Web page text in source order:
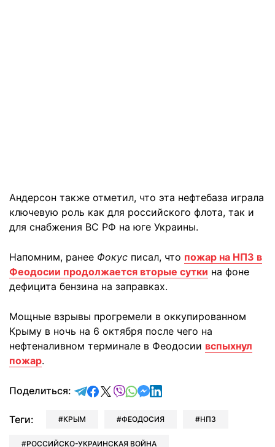
Андерсон также отметил, что эта нефтебаза играла
ключевую роль как для российского флота, так и
для снабжения ВС РФ на юге Украины.
Напомним, ранее Фокус писал, что пожар на НПЗ в
Феодосии продолжается вторые сутки на фоне
дефицита бензина на заправках.
Мощные взрывы прогремели в оккупированном
Крыму в ночь на 6 октября после чего на
нефтеналивном терминале в Феодосии вспыхнул
пожар.
Поделиться: отправить в Telegram
поделиться в Facebook
поделиться в X
отправить в Viber
отправить в Whatsapp
отправить в Messenger
отправить в LinkedIn
Теги: КРЫМ ФЕОДОСИЯ НПЗ
РОССИЙСКО-УКРАИНСКАЯ ВОЙНА